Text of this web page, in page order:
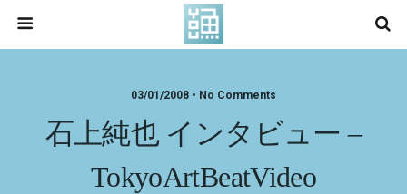
03/01/2008 • No Comments
石上純也 インタビュー –
TokyoArtBeatVideo